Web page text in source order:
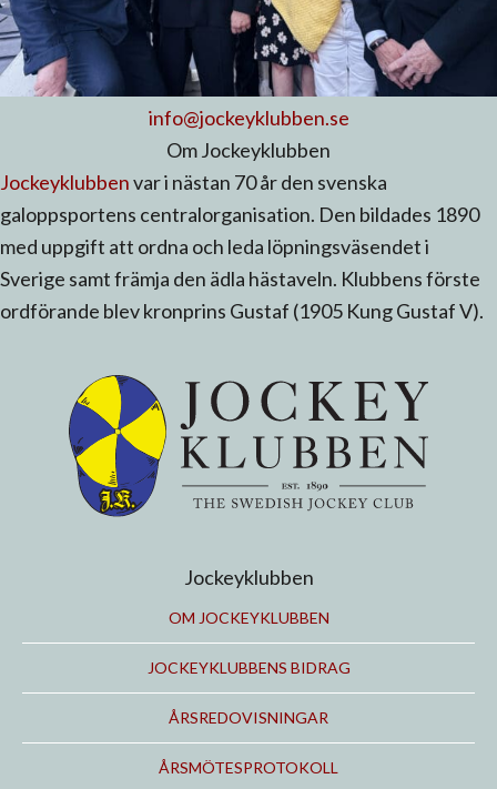
info@jockeyklubben.se
Om Jockeyklubben
Jockeyklubbenvar i nästan 70 år den svenska
galoppsportens centralorganisation. Den bildades 1890
med uppgift att ordna och leda löpningsväsendet i
Sverige samt främja den ädla hästaveln. Klubbens förste
ordförande blev kronprins Gustaf (1905 Kung Gustaf V).
Jockeyklubben
OM JOCKEYKLUBBEN
JOCKEYKLUBBENS BIDRAG
ÅRSREDOVISNINGAR
ÅRSMÖTESPROTOKOLL